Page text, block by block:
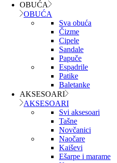
OBUĆA
OBUĆA
Sva obuća
Čizme
Cipele
Sandale
Papuče
Espadrile
Patike
Baletanke
AKSESOARI
AKSESOARI
Svi aksesoari
Tašne
Novčanici
Naočare
Kaiševi
Ešarpe i marame